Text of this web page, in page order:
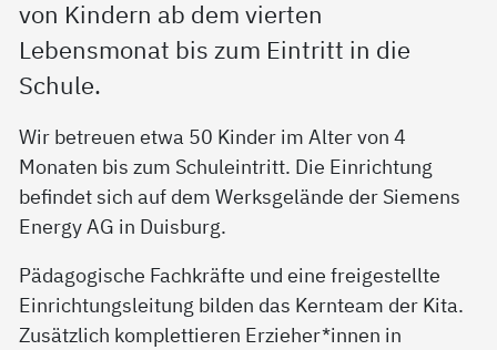
von Kindern ab dem vierten
Lebensmonat bis zum Eintritt in die
Schule.
Wir betreuen etwa 50 Kinder im Alter von 4
Monaten bis zum Schuleintritt. Die Einrichtung
befindet sich auf dem Werksgelände der Siemens
Energy AG in Duisburg.
Pädagogische Fachkräfte und eine freigestellte
Einrichtungsleitung bilden das Kernteam der Kita.
Zusätzlich komplettieren Erzieher*innen in